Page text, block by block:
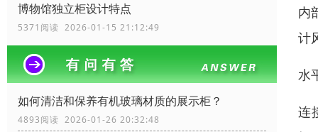
博物馆独立柜设计特点
5371阅读 2026-01-15 21:12:49
如何清洁和保养有机玻璃材质的展示柜？
4893阅读 2026-01-26 20:32:48
内
计
水
连